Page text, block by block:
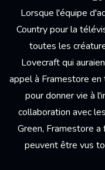
Lorsque l'équipe
Country pour la
toutes les
Lovecraft qui
appel à Framestore
pour donner vie à
collaboration avec
Green, Framestore a
peuvent être vus